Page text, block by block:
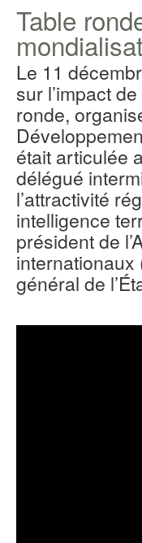
Table
Le 11
sur l’impact
ronde,
était articulée
délégué
l’attractivité
intelligence
président de
général de